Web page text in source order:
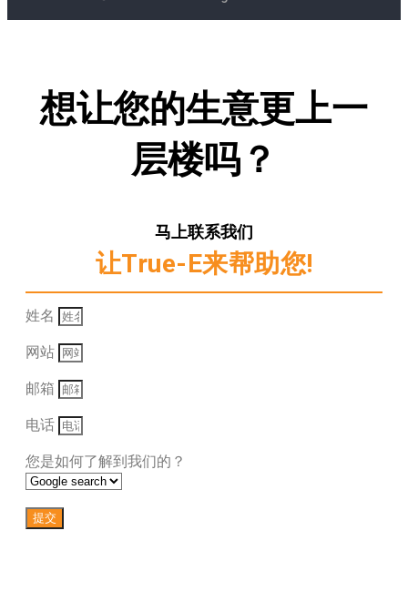
想让您的生意更上一
层楼吗？
马上联系我们
让True-E来帮助您!
姓名
网站
邮箱
电话
您是如何了解到我们的？
提交